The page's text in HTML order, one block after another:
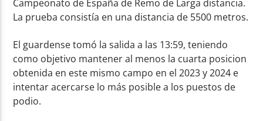
Campeonato de España de Remo de Larga distancia.
La prueba consistía en una distancia de 5500 metros.
El guardense tomó la salida a las 13:59, teniendo
como objetivo mantener al menos la cuarta posicion
obtenida en este mismo campo en el 2023 y 2024 e
intentar acercarse lo más posible a los puestos de
podio.